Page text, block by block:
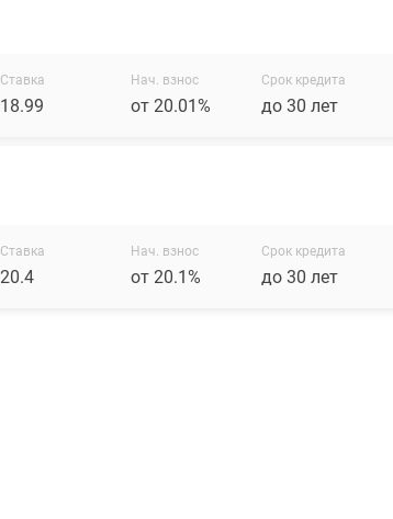
Ставка
18.99
Нач. взнос
от 20.01%
Срок кредита
до 30 лет
Ставка
20.4
Нач. взнос
от 20.1%
Срок кредита
до 30 лет